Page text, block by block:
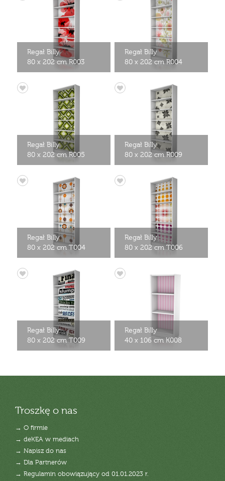
Regał Billy
80 x 202 cm R003
Regał Billy
80 x 202 cm R004
Regał Billy
80 x 202 cm R005
Regał Billy
80 x 202 cm R009
Regał Billy
80 x 202 cm T004
Regał Billy
80 x 202 cm T006
Regał Billy
80 x 202 cm T009
Regał Billy
40 x 106 cm K008
Troszkę o nas
→ O firmie
→ deKEA w mediach
→ Napisz do nas
→ Dla Partnerów
→ Regulamin obowiązujący od 01.01.2023 r.